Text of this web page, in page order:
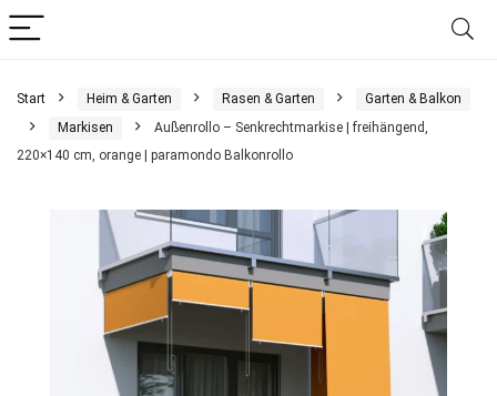
Start Heim & Garten Rasen & Garten
Garten & Balkon
Markisen
Außenrollo – Senkrechtmarkise | freihängend,
220×140 cm, orange | paramondo Balkonrollo